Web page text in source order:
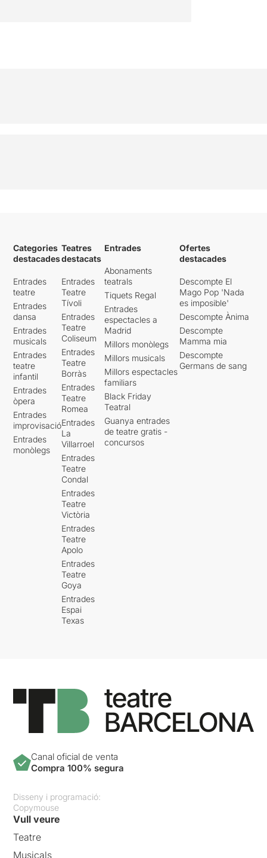
Categories
destacades
Entrades
teatre
Entrades
dansa
Entrades
musicals
Entrades
teatre
infantil
Entrades
òpera
Entrades
improvisació
Entrades
monòlegs
Teatres
destacats
Entrades
Teatre
Tívoli
Entrades
Teatre
Coliseum
Entrades
Teatre
Borràs
Entrades
Teatre
Romea
Entrades
La
Villarroel
Entrades
Teatre
Condal
Entrades
Teatre
Victòria
Entrades
Teatre
Apolo
Entrades
Teatre
Goya
Entrades
Espai
Texas
Entrades
Abonaments
teatrals
Tiquets Regal
Entrades
espectacles a
Madrid
Millors monòlegs
Millors musicals
Millors espectacles
familiars
Black Friday
Teatral
Guanya entrades
de teatre gratis -
concursos
Ofertes
destacades
Descompte El
Mago Pop 'Nada
es imposible'
Descompte Ànima
Descompte
Mamma mia
Descompte
Germans de sang
Canal oficial de venta
Compra 100% segura
Disseny i programació:
Copymouse
Vull veure
Teatre
Musicals